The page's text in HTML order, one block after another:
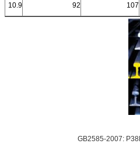
107
92
10.9